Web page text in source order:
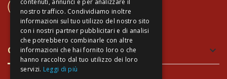
CONTACT US
+39 337 689965
Green and Safe Packing keyboard_arrow_down
contenuti, annunci e per analizzare il
nostro traffico. Condividiamo inoltre
informazioni sul tuo utilizzo del nostro sito
con i nostri partner pubblicitari e di analisi
che potrebbero combinarle con altre
informazioni che hai fornito loro o che
hanno raccolto dal tuo utilizzo dei loro
servizi. Leggi di più